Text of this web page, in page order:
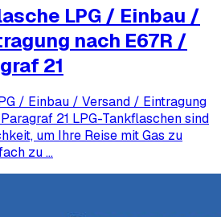
LPG / Einbau /
nach E67R /
21
/ Einbau / Versand / Eintragung
21 LPG-Tankflaschen sind
um Ihre Reise mit Gas zu
zu …